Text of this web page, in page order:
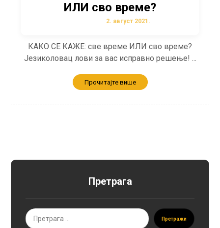
ИЛИ сво време?
2. август 2021.
КАКО СЕ КАЖЕ: све време ИЛИ сво време?
Језиколовац лови за вас исправно решење! ...
Прочитајте више
Претрага
Претражи